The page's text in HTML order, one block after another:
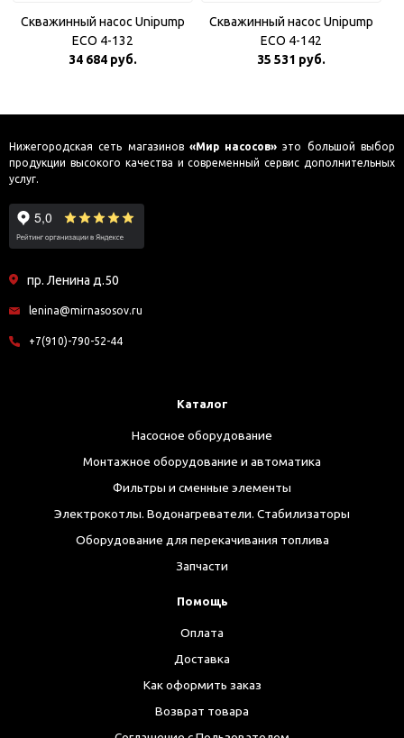
Скважинный насос Unipump
ECO 4-132
34 684 руб.
Скважинный насос Unipump
ECO 4-142
35 531 руб.
Нижегородская сеть магазинов «Мир насосов» это большой выбор
продукции высокого качества и современный сервис дополнительных
услуг.
пр. Ленина д.50
lenina@mirnasosov.ru
+7(910)-790-52-44
Каталог
Насосное оборудование
Монтажное оборудование и автоматика
Фильтры и сменные элементы
Электрокотлы. Водонагреватели. Стабилизаторы
Оборудование для перекачивания топлива
Запчасти
Помощь
Оплата
Доставка
Как оформить заказ
Возврат товара